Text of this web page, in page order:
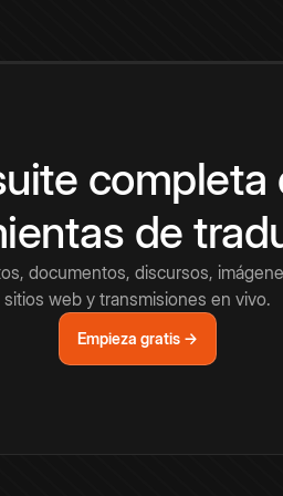
completa
de
documentos, discursos,
sitios web y transmisiones en vivo.
Empieza gratis →